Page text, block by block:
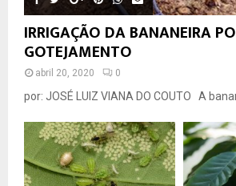
IRRIGAÇÃO DA BANANEIRA
GOTEJAMENTO
abril 20, 2020 0
por: JOSÉ LUIZ VIANA DO COUTO A